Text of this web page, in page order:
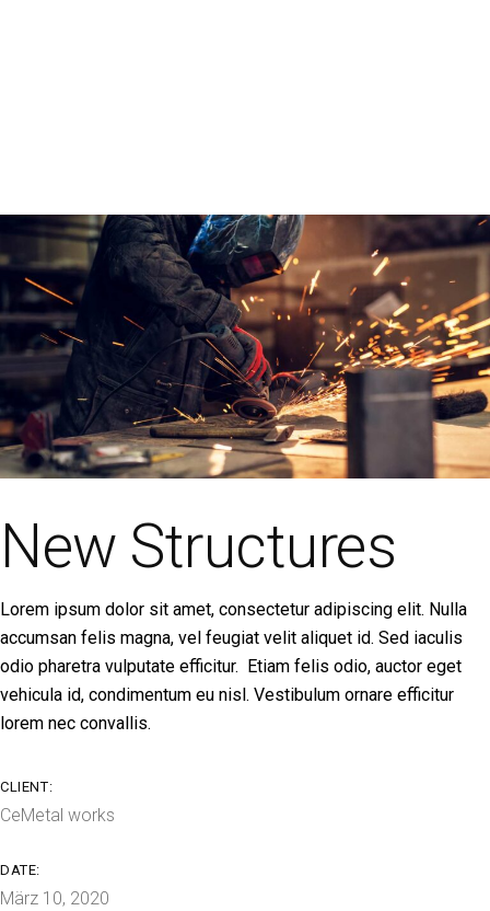
New Structures
Lorem ipsum dolor sit amet, consectetur adipiscing elit. Nulla
accumsan felis magna, vel feugiat velit aliquet id. Sed iaculis
odio pharetra vulputate efficitur. Etiam felis odio, auctor eget
vehicula id, condimentum eu nisl. Vestibulum ornare efficitur
lorem nec convallis.
CLIENT:
CeMetal works
DATE:
März 10, 2020